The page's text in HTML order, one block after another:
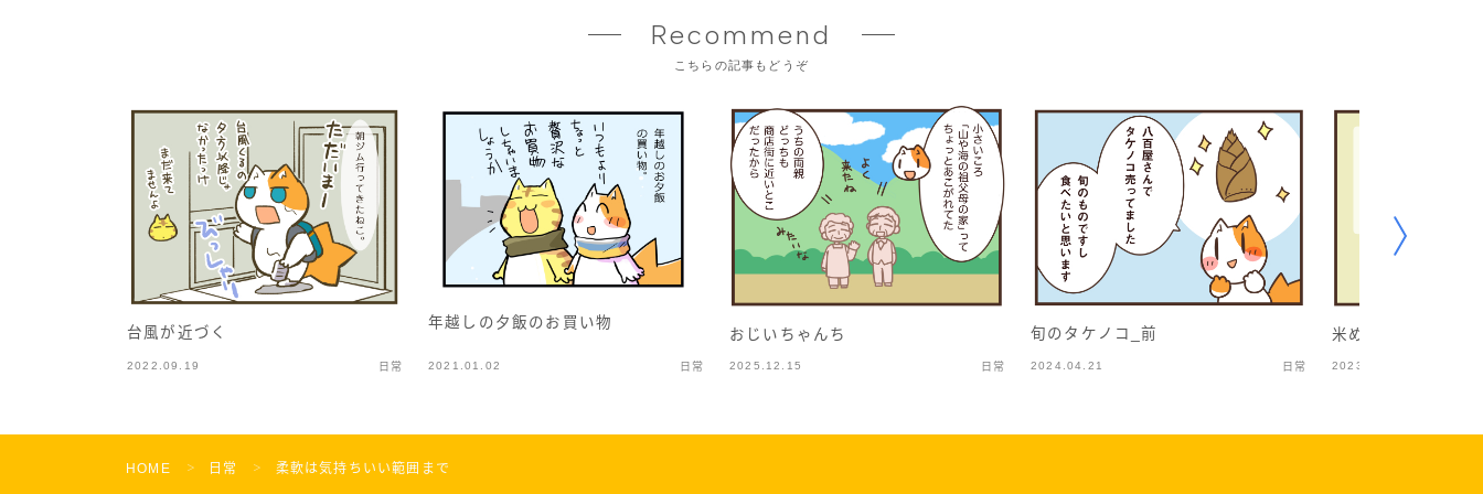
Recommend
こちらの記事もどうぞ
台風が近づく
2022.09.19 日常
年越しの夕飯のお買い物
2021.01.02 日常
おじいちゃんち
2025.12.15 日常
旬のタケノコ_前
2024.04.21 日常
米めっちゃ食う
2023.06.29
HOME ＞ 日常 ＞ 柔軟は気持ちいい範囲まで